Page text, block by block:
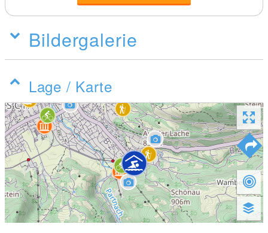
Bildergalerie
Lage / Karte